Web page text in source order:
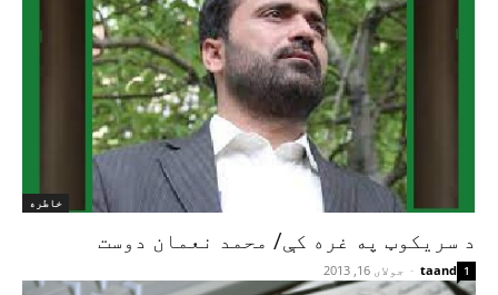
خاطره
د سریکوټ په غره کې/ محمد نعمان دوست
taand
- جولای 16, 2013 1